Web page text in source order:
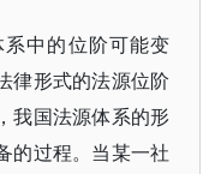
中的位阶可能变
律形式的法源位阶
我国法源体系的形
的过程。当某一社